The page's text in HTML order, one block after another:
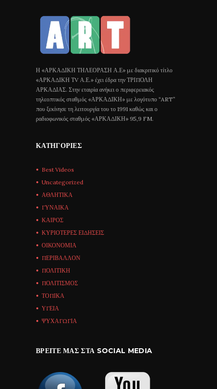
Η «ΑΡΚΑΔΙΚΗ ΤΗΛΕΟΡΑΣΗ Α.Ε» με διακριτικό τίτλο
«ΑΡΚΑΔΙΚΗ ΤV Α.Ε.» έχει έδρα την ΤΡΙΠΟΛΗ
ΑΡΚΑΔΙΑΣ. Στην εταιρία ανήκει ο περιφερειακός
τηλεοπτικός σταθμός «ΑΡΚΑΔΙΚΗ» με λογότυπο “ART”
που ξεκίνησε τη λειτουργία του το 1991 καθώς και ο
ραδιοφωνικός σταθμός «ΑΡΚΑΔΙΚΗ» 95,9 FM.
ΚΑΤΗΓΟΡΊΕΣ
Best Videos
Uncategorized
ΑΘΛΗΤΙΚΑ
ΓΥΝΑΙΚΑ
ΚΑΙΡΟΣ
ΚΥΡΙΟΤΕΡΕΣ ΕΙΔΗΣΕΙΣ
ΟΙΚΟΝΟΜΙΑ
ΠΕΡΙΒΑΛΛΟΝ
ΠΟΛΙΤΙΚΗ
ΠΟΛΙΤΙΣΜΟΣ
ΤΟΠΙΚΑ
ΥΓΕΙΑ
ΨΥΧΑΓΩΓΙΑ
ΒΡΕΊΤΕ ΜΑΣ ΣΤΑ SOCIAL MEDIA